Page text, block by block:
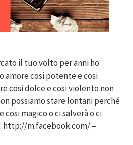
il tuo volto per anni ho
amore cosi potente e cosi
cosi dolce e cosi violento non
possiamo stare lontani perché
magico o ci salverà o ci
http://m.facebook.com/ –